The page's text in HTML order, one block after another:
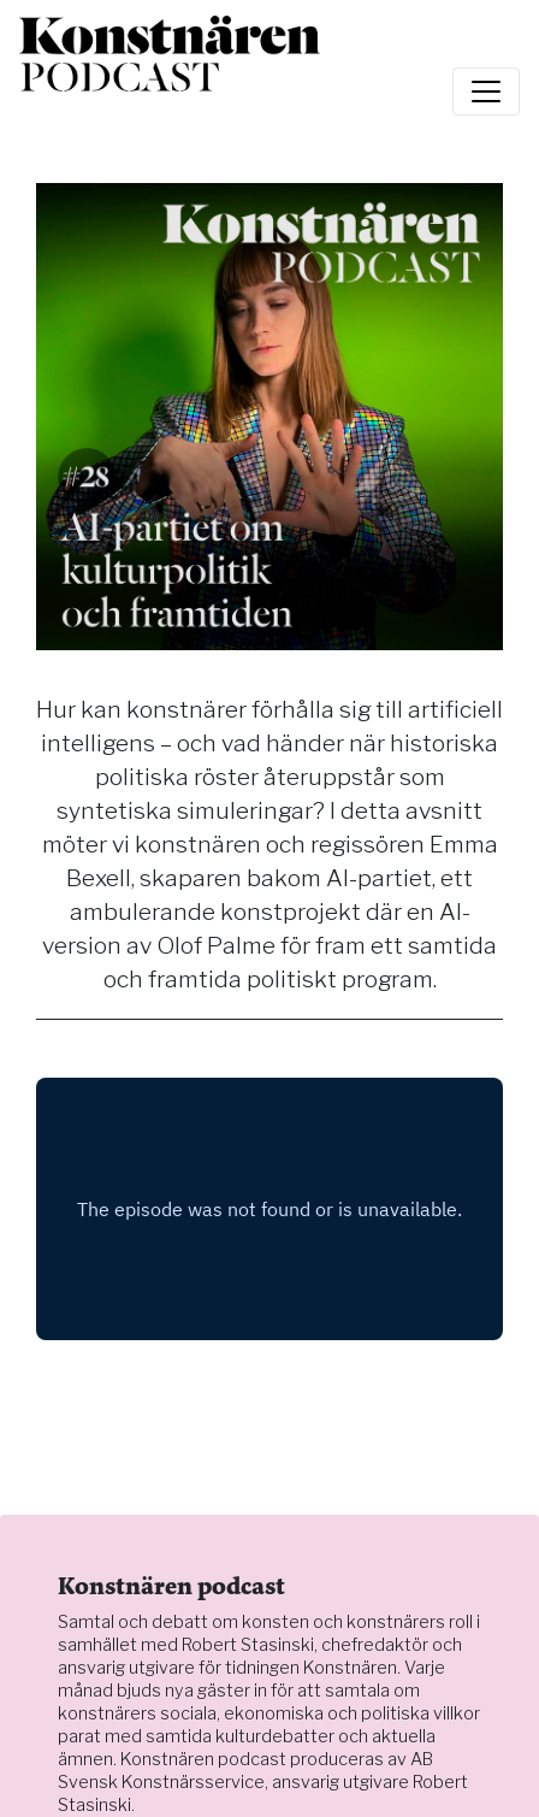
Hur kan konstnärer förhålla sig till artificiell
intelligens – och vad händer när historiska
politiska röster återuppstår som
syntetiska simuleringar? I detta avsnitt
möter vi konstnären och regissören Emma
Bexell, skaparen bakom AI-partiet, ett
ambulerande konstprojekt där en AI-
version av Olof Palme för fram ett samtida
och framtida politiskt program.
Konstnären podcast
Samtal och debatt om konsten och konstnärers roll i
samhället med Robert Stasinski, chefredaktör och
ansvarig utgivare för tidningen Konstnären. Varje
månad bjuds nya gäster in för att samtala om
konstnärers sociala, ekonomiska och politiska villkor
parat med samtida kulturdebatter och aktuella
ämnen. Konstnären podcast produceras av AB
Svensk Konstnärsservice, ansvarig utgivare Robert
Stasinski.